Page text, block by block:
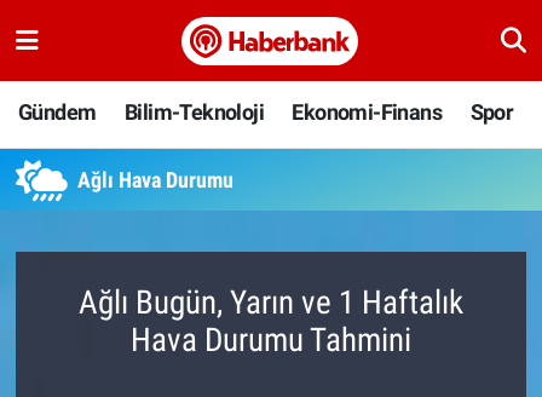
Gündem Bilim-Teknoloji Ekonomi-Finans Spor
Ağlı Hava Durumu
Ağlı Bugün, Yarın ve 1 Haftalık
Hava Durumu Tahmini
Bilim-Teknoloji
Ekonomi-Finans
Hava Durumu
Namaz Vakitleri
Süper Lig Puan Durumu ve Fikstür